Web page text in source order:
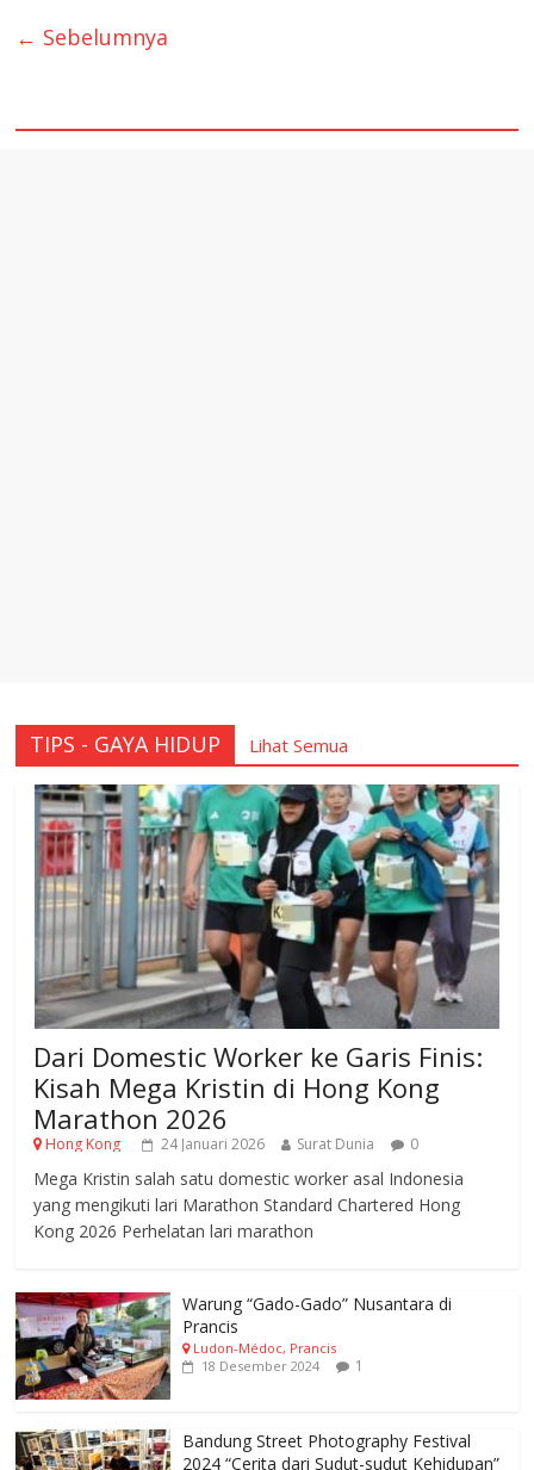
← Sebelumnya
TIPS - GAYA HIDUP Lihat Semua
Dari Domestic Worker ke Garis Finis:
Kisah Mega Kristin di Hong Kong
Marathon 2026
Hong Kong 24 Januari 2026 Surat Dunia 0
Mega Kristin salah satu domestic worker asal Indonesia
yang mengikuti lari Marathon Standard Chartered Hong
Kong 2026 Perhelatan lari marathon
Warung “Gado-Gado” Nusantara di
Prancis
Ludon-Médoc, Prancis
18 Desember 2024
1
Bandung Street Photography Festival
2024 “Cerita dari Sudut-sudut Kehidupan”